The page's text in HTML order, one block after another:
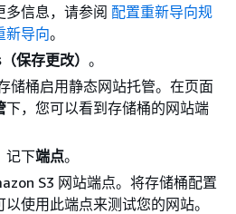
多信息，请参阅 配置重新导向规
新导向。
保存更改） 。
储桶启用静态网站托管。在页面
下，您可以看到存储桶的网站端
记下端点。
S3 网站端点。将存储桶配置
使用此端点来测试您的网站。